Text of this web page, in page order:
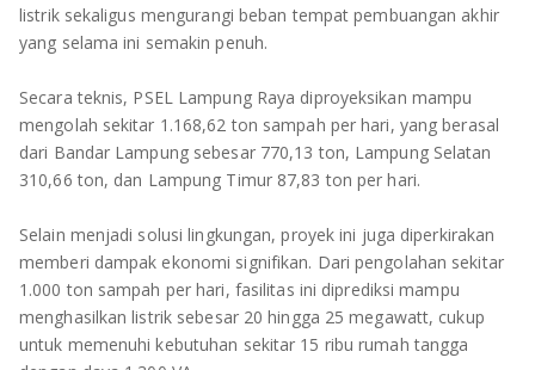
listrik sekaligus mengurangi beban tempat pembuangan akhir
yang selama ini semakin penuh.
Secara teknis, PSEL Lampung Raya diproyeksikan mampu
mengolah sekitar 1.168,62 ton sampah per hari, yang berasal
dari Bandar Lampung sebesar 770,13 ton, Lampung Selatan
310,66 ton, dan Lampung Timur 87,83 ton per hari.
Selain menjadi solusi lingkungan, proyek ini juga diperkirakan
memberi dampak ekonomi signifikan. Dari pengolahan sekitar
1.000 ton sampah per hari, fasilitas ini diprediksi mampu
menghasilkan listrik sebesar 20 hingga 25 megawatt, cukup
untuk memenuhi kebutuhan sekitar 15 ribu rumah tangga